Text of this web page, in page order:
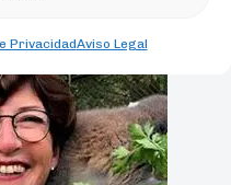
PrivacidadAviso Legal